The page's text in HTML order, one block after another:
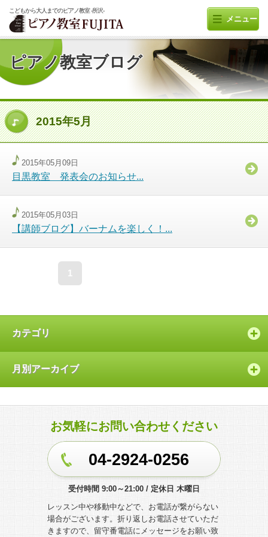
こどもから大人までのピアノ教室 -所沢-
メニュー
ピアノ教室ブログ
2015年5月
2015年05月09日
目黒教室 発表会のお知らせ...
2015年05月03日
【講師ブログ】バーナムを楽しく！...
1
カテゴリ
月別アーカイブ
お気軽にお問い合わせください
04-2924-0256
受付時間 9:00～21:00 / 定休日 木曜日
レッスン中や移動中などで、お電話が繋がらない
場合がございます。折り返しお電話させていただ
きますので、留守番電話にメッセージをお願い致